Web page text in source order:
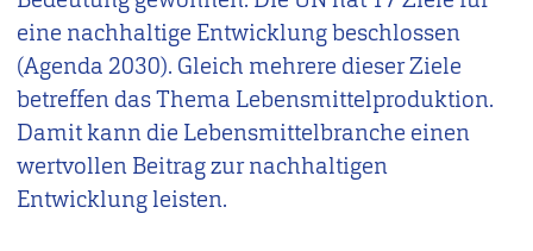
eine nachhaltige Entwicklung beschlossen
(Agenda 2030). Gleich mehrere dieser Ziele
betreffen das Thema Lebensmittelproduktion.
Damit kann die Lebensmittelbranche einen
wertvollen Beitrag zur nachhaltigen
Entwicklung leisten.